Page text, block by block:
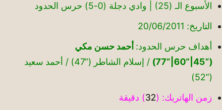
الأسبوع الـ (25) | وادي دجلة (0-5) حرس الحدود
التاريخ: 20/06/2011
أهداف حرس الحدود: أحمد حسن مكي
(“45|”60|”77)
/ إسلام الشاطر (“47) / أحمد سعيد
(“52)
زمن الهاتريك: (32) دقيقة